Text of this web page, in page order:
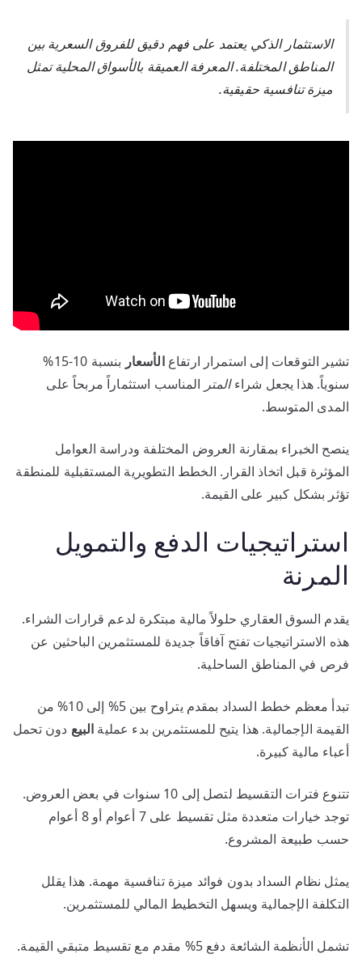
الاستثمار الذكي يعتمد على فهم دقيق للفروق السعرية بين
المناطق المختلفة. المعرفة العميقة بالأسواق المحلية تمثل
ميزة تنافسية حقيقية.
تشير التوقعات إلى استمرار ارتفاعالأسعار
بنسبة 10-15%
سنوياً. هذا يجعل شراءالمتر المناسب استثماراً مربحاً على
المدى المتوسط.
ينصح الخبراء بمقارنة العروض المختلفة ودراسة العوامل
المؤثرة قبل اتخاذ القرار. الخطط التطويرية المستقبلية للمنطقة
تؤثر بشكل كبير على القيمة.
استراتيجيات الدفع والتمويل
المرنة
يقدم السوق العقاري حلولاً مالية مبتكرة لدعم قرارات الشراء.
هذه الاستراتيجيات تفتح آفاقاً جديدة للمستثمرين الباحثين عن
فرص في المناطق الساحلية.
تبدأ معظم خطط السداد بمقدم يتراوح بين 5% إلى 10% من
القيمة الإجمالية. هذا يتيح للمستثمرين بدء عملية البيع دون تحمل
أعباء مالية كبيرة.
تتنوع فترات التقسيط لتصل إلى 10 سنوات في بعض العروض.
توجد خيارات متعددة مثل تقسيط على 7 أعوام أو 8 أعوام
حسب طبيعة المشروع.
يمثل نظام السداد بدون فوائد ميزة تنافسية مهمة. هذا يقلل
التكلفة الإجمالية ويسهل التخطيط المالي للمستثمرين.
تشمل الأنظمة الشائعة دفع 5% مقدم مع تقسيط متبقي القيمة.